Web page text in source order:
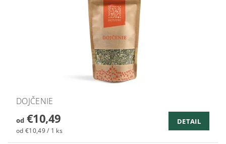
DOJČENIE
od€10,49
od €10,49 / 1 ks
DETAIL